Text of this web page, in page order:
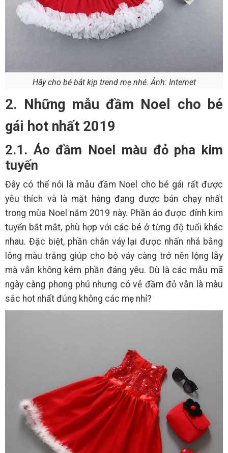
Hãy cho bé bắt kịp trend mẹ nhé. Ảnh: Internet
2. Những mẫu đầm Noel cho bé
gái hot nhất 2019
2.1. Áo đầm Noel màu đỏ pha kim
tuyến
Đây có thể nói là mẫu đầm Noel cho bé gái rất được
yêu thích và là mặt hàng đang được bán chạy nhất
trong mùa Noel năm 2019 này. Phần áo được đính kim
tuyến bắt mắt, phù hợp với các bé ở từng độ tuổi khác
nhau. Đặc biệt, phần chân váy lại được nhấn nhá bằng
lông màu trắng giúp cho bộ váy càng trở nên lộng lẫy
mà vẫn không kém phần đáng yêu. Dù là các mẫu mã
ngày càng phong phú nhưng có vẻ đầm đỏ vẫn là màu
sắc hot nhất đúng không các mẹ nhỉ?